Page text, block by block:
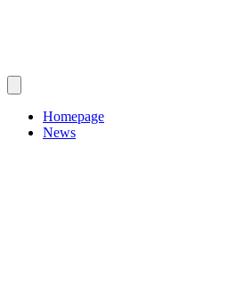
Homepage
News